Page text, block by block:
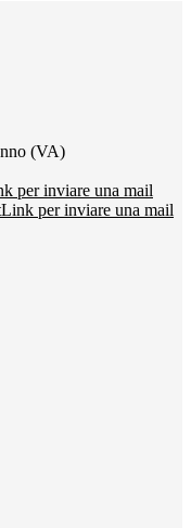
(VA)
per inviare una mail
Link per inviare una mail